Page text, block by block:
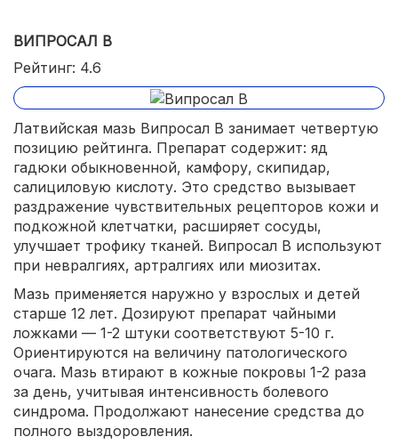
ВИПРОСАЛ В
Рейтинг: 4.6
Латвийская мазь Випросал В занимает четвертую
позицию рейтинга. Препарат содержит: яд
гадюки обыкновенной, камфору, скипидар,
салициловую кислоту. Это средство вызывает
раздражение чувствительных рецепторов кожи и
подкожной клетчатки, расширяет сосуды,
улучшает трофику тканей. Випросал В используют
при невралгиях, артралгиях или миозитах.
Мазь применяется наружно у взрослых и детей
старше 12 лет. Дозируют препарат чайными
ложками — 1-2 штуки соответствуют 5-10 г.
Ориентируются на величину патологического
очага. Мазь втирают в кожные покровы 1-2 раза
за день, учитывая интенсивность болевого
синдрома. Продолжают нанесение средства до
полного выздоровления.